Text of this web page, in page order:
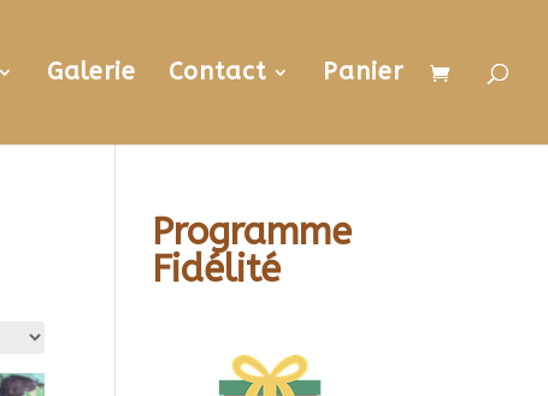
Galerie Contact Panier
Programme
Fidélité